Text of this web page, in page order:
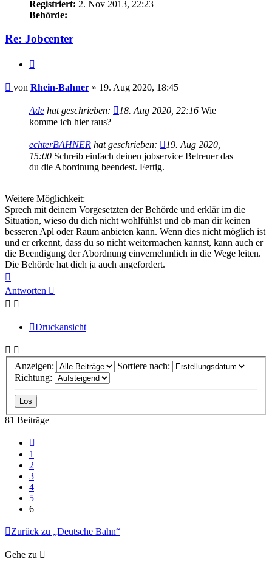
Registriert: 2. Nov 2013, 22:23
Behörde:
Re: Jobcenter
Beitrag
von Rhein-Bahner » 19. Aug 2020, 18:45
Ade hat geschrieben: 18. Aug 2020, 22:16 Wie
komme ich hier raus?
echterBAHNER hat geschrieben:
19. Aug 2020,
15:00 Schreib einfach deinen jobservice Betreuer das
du die Abordnung beendest. Fertig.
Weitere Möglichkeit:
Sprech mit deinem Vorgesetzten der Behörde und erklär im die
Situation, wieso du dich nicht wohlfühlst und ob man dir keinen
besseren Apl oder Raum anbieten kann. Wenn dies nicht möglich ist
und er erkennt, dass du so nicht weitermachen kannst, kann auch er
die Beendigung der Abordnung einvernehmlich in die Wege leiten.
Die Behörde hat dich ja auch angefordert.
oben
Antworten
Druckansicht
Anzeigen:
Sortiere nach:
Richtung:
81 Beiträge
1
2
3
4
5
6
Zurück zu „Deutsche Bahn“
Gehe zu